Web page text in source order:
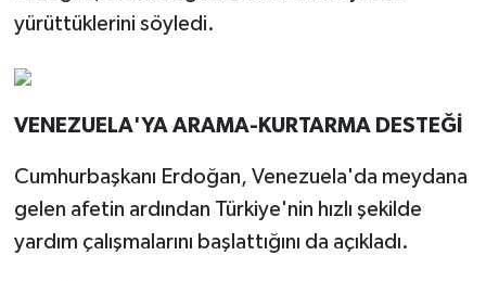
yürüttüklerini söyledi.
VENEZUELA'YA ARAMA-KURTARMA DESTEĞİ
Cumhurbaşkanı Erdoğan, Venezuela'da meydana
gelen afetin ardından Türkiye'nin hızlı şekilde
yardım çalışmalarını başlattığını da açıkladı.